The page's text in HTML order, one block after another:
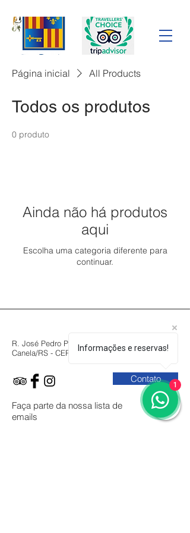
Página inicial All Products
Todos os produtos
0 produto
Ainda não há produtos
aqui
Escolha uma categoria diferente para
continuar.
R. José Pedro Piva, 745 - Suíça
Canela/RS - CEP:
95.684-229
Contato
Faça parte da nossa lista de
emails
Informações e reservas!
1